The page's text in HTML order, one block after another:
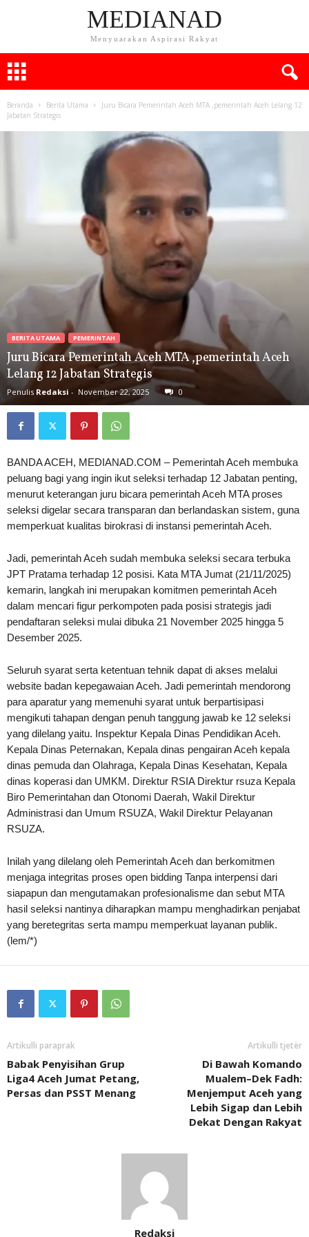
MEDIANAD
Menyuarakan Aspirasi Rakyat
Beranda Berita Utama
Juru Bicara Pemerintah Aceh MTA ,pemerintah Aceh Lelang 12
Jabatan Strategis
BERITA UTAMA PEMERINTAH
Juru Bicara Pemerintah Aceh MTA ,pemerintah Aceh
Lelang 12 Jabatan Strategis
Penulis Redaksi - November 22, 2025 0
BANDA ACEH, MEDIANAD.COM – Pemerintah Aceh membuka
peluang bagi yang ingin ikut seleksi terhadap 12 Jabatan penting,
menurut keterangan juru bicara pemerintah Aceh MTA proses
seleksi digelar secara transparan dan berlandaskan sistem, guna
memperkuat kualitas birokrasi di instansi pemerintah Aceh.
Jadi, pemerintah Aceh sudah membuka seleksi secara terbuka
JPT Pratama terhadap 12 posisi. Kata MTA Jumat (21/11/2025)
kemarin, langkah ini merupakan komitmen pemerintah Aceh
dalam mencari figur perkompoten pada posisi strategis jadi
pendaftaran seleksi mulai dibuka 21 November 2025 hingga 5
Desember 2025.
Seluruh syarat serta ketentuan tehnik dapat di akses melalui
website badan kepegawaian Aceh. Jadi pemerintah mendorong
para aparatur yang memenuhi syarat untuk berpartisipasi
mengikuti tahapan dengan penuh tanggung jawab ke 12 seleksi
yang dilelang yaitu. Inspektur Kepala Dinas Pendidikan Aceh.
Kepala Dinas Peternakan, Kepala dinas pengairan Aceh kepala
dinas pemuda dan Olahraga, Kepala Dinas Kesehatan, Kepala
dinas koperasi dan UMKM. Direktur RSIA Direktur rsuza Kepala
Biro Pemerintahan dan Otonomi Daerah, Wakil Direktur
Administrasi dan Umum RSUZA, Wakil Direktur Pelayanan
RSUZA.
Inilah yang dilelang oleh Pemerintah Aceh dan berkomitmen
menjaga integritas proses open bidding Tanpa interpensi dari
siapapun dan mengutamakan profesionalisme dan sebut MTA
hasil seleksi nantinya diharapkan mampu menghadirkan penjabat
yang beretegritas serta mampu memperkuat layanan publik.
(lem/*)
Artikulli paraprak
Babak Penyisihan Grup
Liga4 Aceh Jumat Petang,
Persas dan PSST Menang
Artikulli tjetër
Di Bawah Komando
Mualem–Dek Fadh:
Menjemput Aceh yang
Lebih Sigap dan Lebih
Dekat Dengan Rakyat
Redaksi